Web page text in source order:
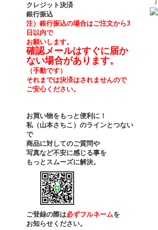
クレジット決済
銀行振込
注）銀行振込の場合はご注文から3
日以内で
お願いします。
確認メールはすぐに届か
ない場合があります。
（手動です）
それまでは決済はされませんので
ご安心ください。
お買い物をもっと便利に！
私（山本さちこ）のラインとつない
で
商品に対してのご質問や
写真など不安に感じる事を
もっとスムーズに解決。
ご登録の際は必ずフルネームを
お知らせください。